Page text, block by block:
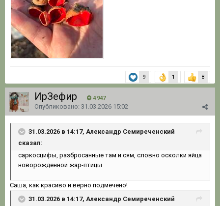
9 1 8
ИрЗефир 4 947
Опубликовано: 31.03.2026 15:02
31.03.2026 в 14:17, Александр Семиреченский
сказал:
саркосцифы, разбросанные там и сям, словно осколки яйца
новорожденной жар-птицы
Саша, как красиво и верно подмечено!
31.03.2026 в 14:17, Александр Семиреченский